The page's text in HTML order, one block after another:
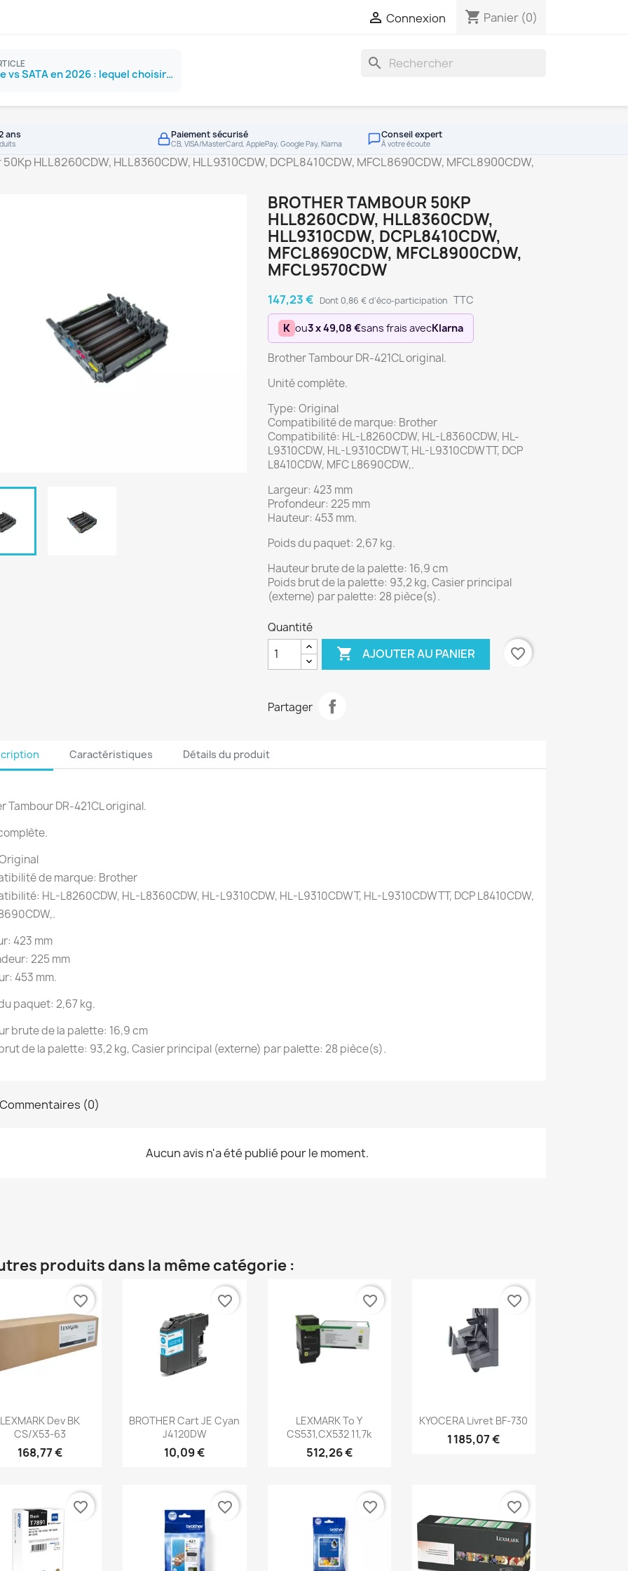
 Connexion shopping_cart Panier (0)
SSD NVMe vs SATA en 2026 : lequel choisir ?
search
ans Paiement sécurisé
CB, VISA/MasterCard, ApplePay, Google Pay, Klarna
Conseil expert
À votre écoute
50Kp HLL8260CDW, HLL8360CDW, HLL9310CDW, DCPL8410CDW, MFCL8690CDW, MFCL8900CDW,
BROTHER TAMBOUR 50KP
HLL8260CDW, HLL8360CDW,
HLL9310CDW, DCPL8410CDW,
MFCL8690CDW, MFCL8900CDW,
MFCL9570CDW
147,23 € Dont 0,86 € d'éco-participation TTC
K ou3 x 49,08 €sans frais avecKlarna
Brother Tambour DR-421CL original.
Unité complète.
Type: Original
Compatibilité de marque: Brother
Compatibilité: HL-L8260CDW, HL-L8360CDW, HL-
L9310CDW, HL-L9310CDWT, HL-L9310CDWTT, DCP
L8410CDW, MFC L8690CDW,.
Largeur: 423 mm
Profondeur: 225 mm
Hauteur: 453 mm.
Poids du paquet: 2,67 kg.
Hauteur brute de la palette: 16,9 cm
Poids brut de la palette: 93,2 kg, Casier principal
(externe) par palette: 28 pièce(s).
Quantité
 AJOUTER AU PANIER favorite_border
Partager
Caractéristiques Détails du produit
Tambour DR-421CL original.
de marque: Brother
HL-L8260CDW, HL-L8360CDW, HL-L9310CDW, HL-L9310CDWT, HL-L9310CDWTT, DCP L8410CDW,
423 mm
225 mm
453 mm.
paquet: 2,67 kg.
brute de la palette: 16,9 cm
de la palette: 93,2 kg, Casier principal (externe) par palette: 28 pièce(s).
(0)
Aucun avis n'a été publié pour le moment.
produits dans la même catégorie :
Aperçu rapide
LEXMARK Dev BK
CS/X53-63
168,77 €
favorite_border
Aperçu rapide
BROTHER Cart JE Cyan
J4120DW
10,09 €
favorite_border
 Aperçu rapide
LEXMARK To Y
CS531,CX532 11,7k
512,26 €
favorite_border
Aperçu rapide
KYOCERA Livret BF-730
1 185,07 €
favorite_border
favorite_border favorite_border favorite_border favorite_border